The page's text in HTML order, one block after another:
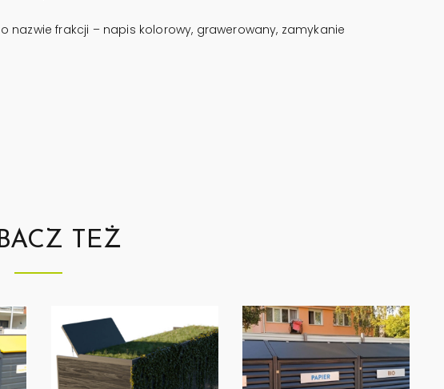
nazwie frakcji – napis kolorowy, grawerowany, zamykanie
TEŻ